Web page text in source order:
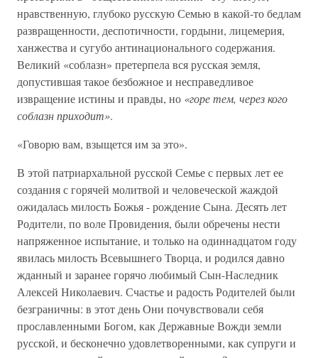
нравственную, глубоко русскую Семью в какой-то бедлам
развращенности, деспотичности, гордыни, лицемерия,
ханжества и сугубо антинационального содержания.
Великий «соблазн» претерпела вся русская земля,
допустившая такое безбожное и несправедливое
извращение истины и правды, но «горе тем, через кого
соблазн приходит».
«Говорю вам, взыщется им за это».
В этой патриархальной русской Семье с первых лет ее
создания с горячей молитвой и человеческой жаждой
ожидалась милость Божья - рождение Сына. Десять лет
Родители, по воле Провидения, были обречены нести
напряженное испытание, и только на одиннадцатом году
явилась милость Всевышнего Творца, и родился давно
жданный и заранее горячо любимый Сын-Наследник
Алексей Николаевич. Счастье и радость Родителей были
безграничны: в этот день Они почувствовали себя
прославленными Богом, как Державные Вожди земли
русской, и бесконечно удовлетворенными, как супруги и